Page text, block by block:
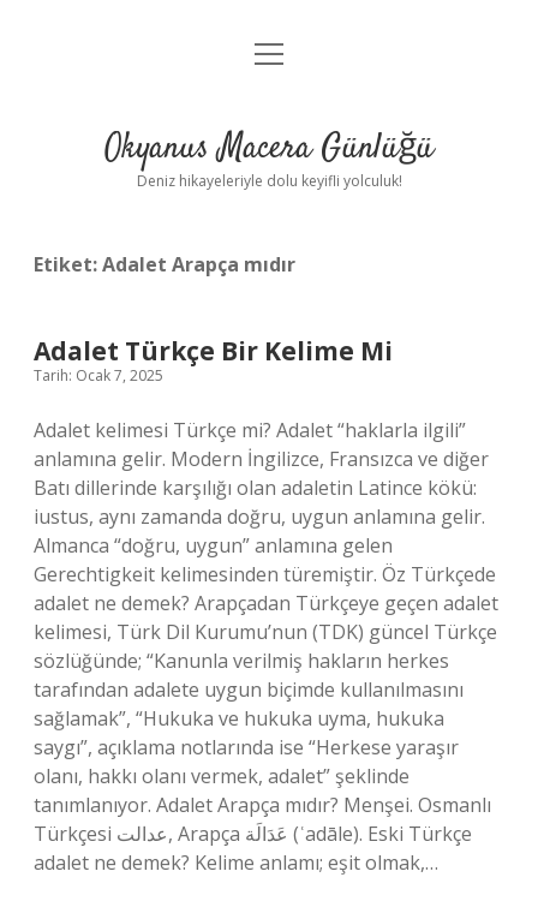
Anasayfa
Yasal Uyarı
menüyü
Okyanus Macera Günlüğü
Deniz hikayeleriyle dolu keyifli yolculuk!
Etiket:Adalet Arapça mıdır
Adalet Türkçe Bir Kelime Mi
Tarih: Ocak 7, 2025
Adalet kelimesi Türkçe mi? Adalet “haklarla ilgili”
anlamına gelir. Modern İngilizce, Fransızca ve diğer
Batı dillerinde karşılığı olan adaletin Latince kökü:
iustus, aynı zamanda doğru, uygun anlamına gelir.
Almanca “doğru, uygun” anlamına gelen
Gerechtigkeit kelimesinden türemiştir. Öz Türkçede
adalet ne demek? Arapçadan Türkçeye geçen adalet
kelimesi, Türk Dil Kurumu’nun (TDK) güncel Türkçe
sözlüğünde; “Kanunla verilmiş hakların herkes
tarafından adalete uygun biçimde kullanılmasını
sağlamak”, “Hukuka ve hukuka uyma, hukuka
saygı”, açıklama notlarında ise “Herkese yaraşır
olanı, hakkı olanı vermek, adalet” şeklinde
tanımlanıyor. Adalet Arapça mıdır? Menşei. Osmanlı
Türkçesi عدالت‎, Arapça عَدَالَة‎ (ʿadāle). Eski Türkçe
adalet ne demek? Kelime anlamı; eşit olmak,…